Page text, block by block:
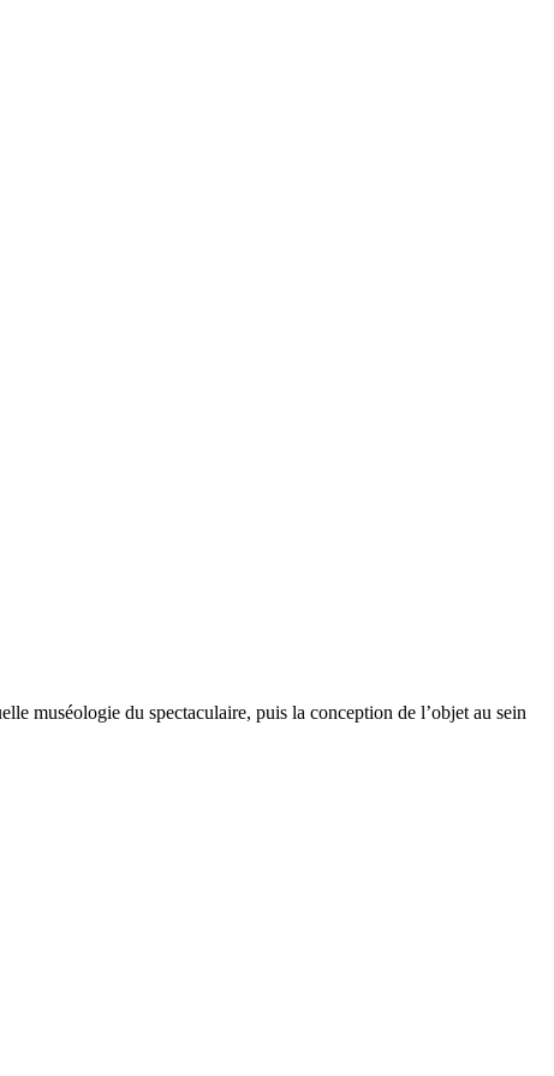
muséologie du spectaculaire, puis la conception de l’objet au sein